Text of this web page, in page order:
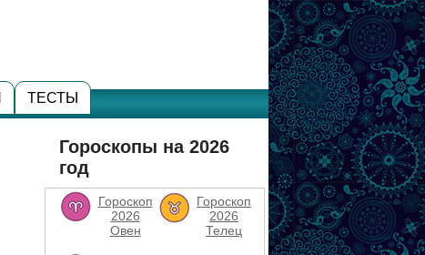
ТЕСТЫ
Гороскопы на 2026
год
Гороскоп
2026
Овен
Гороскоп
2026
Телец